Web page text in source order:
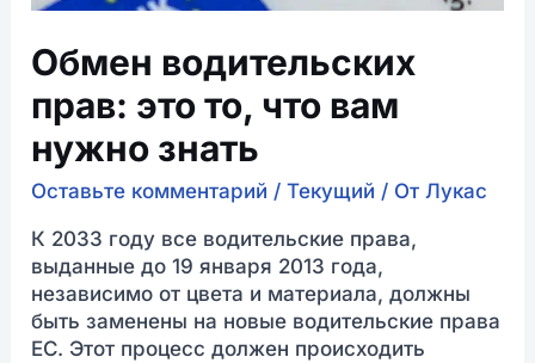
Обмен водительских
прав: это то, что вам
нужно знать
Оставьте комментарий /Текущий / ОтЛукас
К 2033 году все водительские права,
выданные до 19 января 2013 года,
независимо от цвета и материала, должны
быть заменены на новые водительские права
ЕС. Этот процесс должен происходить